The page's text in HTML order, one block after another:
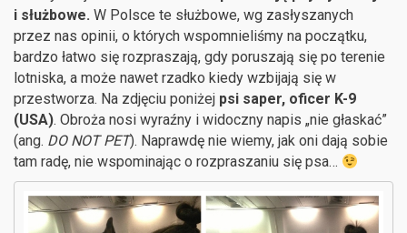
i służbowe. W Polsce te służbowe, wg zasłyszanych
przez nas opinii, o których wspomnieliśmy na początku,
bardzo łatwo się rozpraszają, gdy poruszają się po terenie
lotniska, a może nawet rzadko kiedy wzbijają się w
przestworza. Na zdjęciu poniżej psi saper, oficer K-9
(USA). Obroża nosi wyraźny i widoczny napis „nie głaskać”
(ang. DO NOT PET). Naprawdę nie wiemy, jak oni dają sobie
tam radę, nie wspominając o rozpraszaniu się psa…